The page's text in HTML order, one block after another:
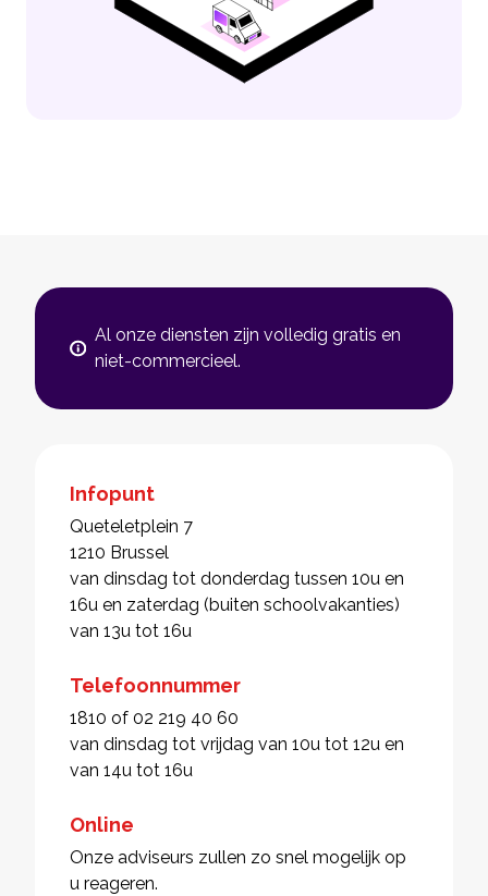
Al onze diensten zijn volledig gratis en
niet-commercieel.
Infopunt
Queteletplein 7
1210 Brussel
van dinsdag tot donderdag tussen 10u en
16u en zaterdag (buiten schoolvakanties)
van 13u tot 16u
Telefoonnummer
1810 of 02 219 40 60
van dinsdag tot vrijdag van 10u tot 12u en
van 14u tot 16u
Online
Onze adviseurs zullen zo snel mogelijk op
u reageren.